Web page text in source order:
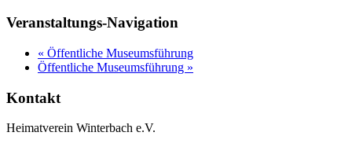
Veranstaltungs-Navigation
« Öffentliche Museumsführung
Öffentliche Museumsführung »
Kontakt
Heimatverein Winterbach e.V.